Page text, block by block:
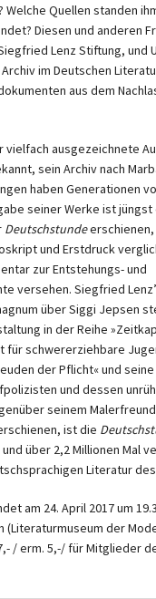
Welche Quellen standen
Diesen und anderen
Lenz Stiftung, und
im Deutschen
aus dem
vielfach ausgezeichnete
sein Archiv nach
haben Generationen
seiner Werke ist jüngst
Deutschstundeerschienen,
und Erstdruck
zur Entstehungs- und
versehen. Siegfried
über Siggi Jepsen
in der Reihe
für schwererziehbare
der Pflicht« und
und dessen
seinem
ist die
über 2,2 Millionen Mal
Literatur
am 24. April 2017 um
(Literaturmuseum der
/ erm. 5,-/ für Mitglieder